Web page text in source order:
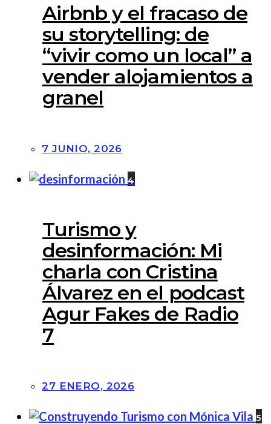
Airbnb y el fracaso de
su storytelling: de
“vivir como un local” a
vender alojamientos a
granel
7 JUNIO, 2026
4
Turismo y
desinformación: Mi
charla con Cristina
Álvarez en el podcast
Agur Fakes de Radio
7
27 ENERO, 2026
5